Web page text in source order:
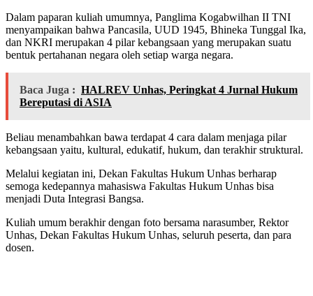
Dalam paparan kuliah umumnya, Panglima Kogabwilhan II TNI
menyampaikan bahwa Pancasila, UUD 1945, Bhineka Tunggal Ika,
dan NKRI merupakan 4 pilar kebangsaan yang merupakan suatu
bentuk pertahanan negara oleh setiap warga negara.
Baca Juga : HALREV Unhas, Peringkat 4 Jurnal Hukum
Bereputasi di ASIA
Beliau menambahkan bawa terdapat 4 cara dalam menjaga pilar
kebangsaan yaitu, kultural, edukatif, hukum, dan terakhir struktural.
Melalui kegiatan ini, Dekan Fakultas Hukum Unhas berharap
semoga kedepannya mahasiswa Fakultas Hukum Unhas bisa
menjadi Duta Integrasi Bangsa.
Kuliah umum berakhir dengan foto bersama narasumber, Rektor
Unhas, Dekan Fakultas Hukum Unhas, seluruh peserta, dan para
dosen.